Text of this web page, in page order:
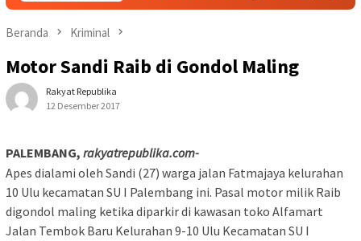
Beranda Kriminal
Motor Sandi Raib di Gondol Maling
Rakyat Republika
12 Desember 2017
PALEMBANG, rakyatrepublika.com-
Apes dialami oleh Sandi (27) warga jalan Fatmajaya kelurahan
10 Ulu kecamatan SU I Palembang ini. Pasal motor milik Raib
digondol maling ketika diparkir di kawasan toko Alfamart
Jalan Tembok Baru Kelurahan 9-10 Ulu Kecamatan SU I